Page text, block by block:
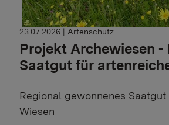
Projekt Archewiesen -
Saatgut für
23.07.2026 | Artenschutz
Regional gewonnenes
Wiesen